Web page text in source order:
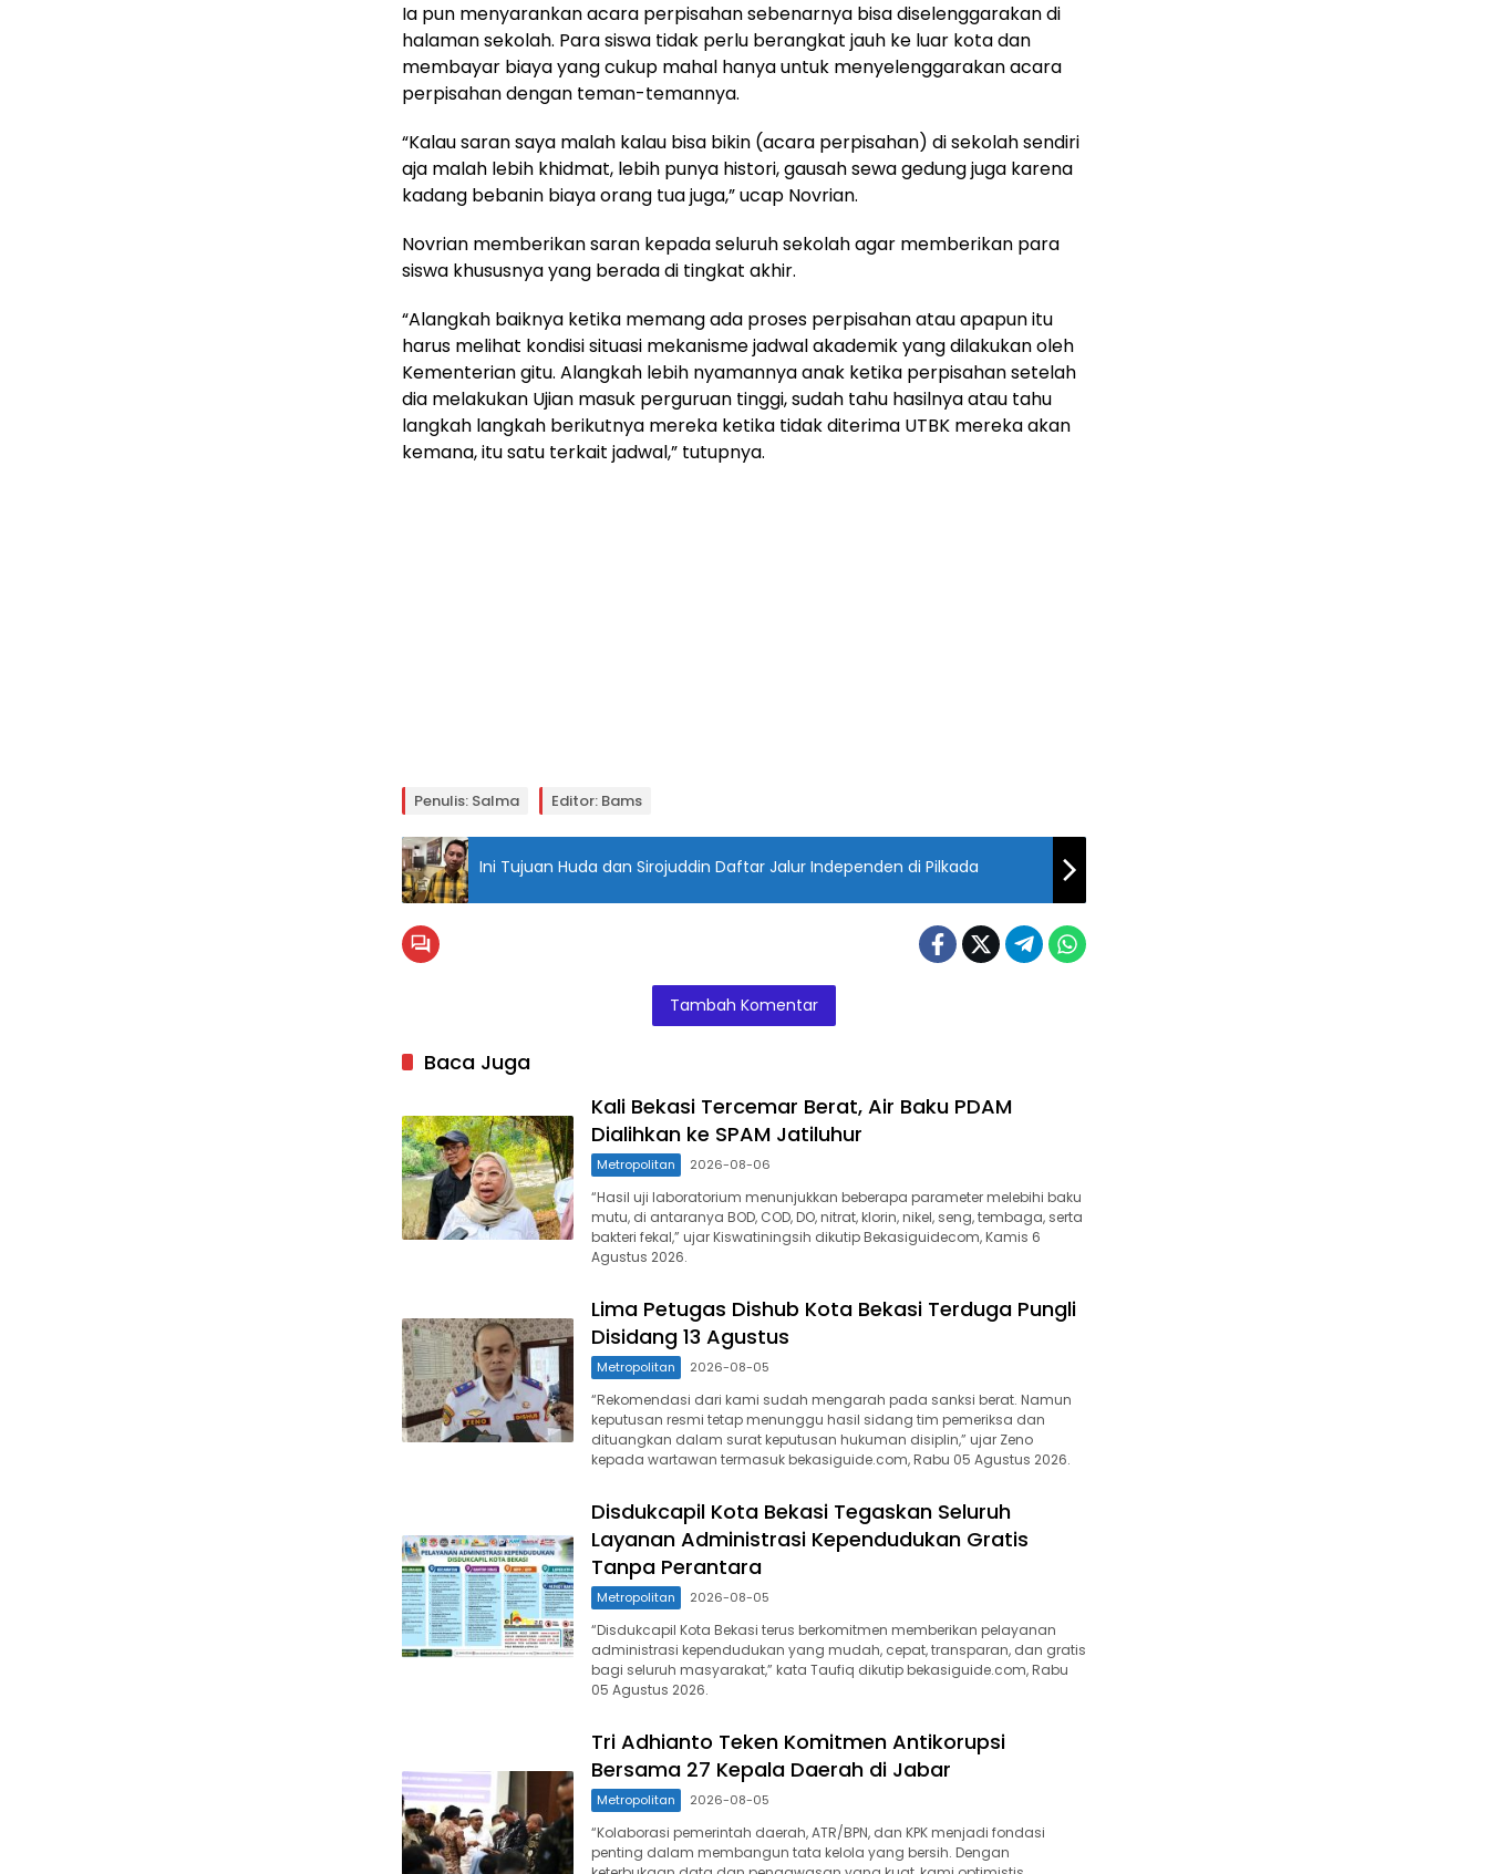
Ia pun menyarankan acara perpisahan sebenarnya bisa diselenggarakan di
halaman sekolah. Para siswa tidak perlu berangkat jauh ke luar kota dan
membayar biaya yang cukup mahal hanya untuk menyelenggarakan acara
perpisahan dengan teman-temannya.
“Kalau saran saya malah kalau bisa bikin (acara perpisahan) di sekolah sendiri
aja malah lebih khidmat, lebih punya histori, gausah sewa gedung juga karena
kadang bebanin biaya orang tua juga,” ucap Novrian.
Novrian memberikan saran kepada seluruh sekolah agar memberikan para
siswa khususnya yang berada di tingkat akhir.
“Alangkah baiknya ketika memang ada proses perpisahan atau apapun itu
harus melihat kondisi situasi mekanisme jadwal akademik yang dilakukan oleh
Kementerian gitu. Alangkah lebih nyamannya anak ketika perpisahan setelah
dia melakukan Ujian masuk perguruan tinggi, sudah tahu hasilnya atau tahu
langkah langkah berikutnya mereka ketika tidak diterima UTBK mereka akan
kemana, itu satu terkait jadwal,” tutupnya.
Penulis: Salma Editor: Bams
Ini Tujuan Huda dan Sirojuddin Daftar Jalur Independen di Pilkada
Tambah Komentar
Baca Juga
Kali Bekasi Tercemar Berat, Air Baku PDAM
Dialihkan ke SPAM Jatiluhur
Metropolitan 2026-08-06
“Hasil uji laboratorium menunjukkan beberapa parameter melebihi baku
mutu, di antaranya BOD, COD, DO, nitrat, klorin, nikel, seng, tembaga, serta
bakteri fekal,” ujar Kiswatiningsih dikutip Bekasiguidecom, Kamis 6
Agustus 2026.
Lima Petugas Dishub Kota Bekasi Terduga Pungli
Disidang 13 Agustus
Metropolitan 2026-08-05
“Rekomendasi dari kami sudah mengarah pada sanksi berat. Namun
keputusan resmi tetap menunggu hasil sidang tim pemeriksa dan
dituangkan dalam surat keputusan hukuman disiplin,” ujar Zeno
kepada wartawan termasuk bekasiguide.com, Rabu 05 Agustus 2026.
Disdukcapil Kota Bekasi Tegaskan Seluruh
Layanan Administrasi Kependudukan Gratis
Tanpa Perantara
Metropolitan 2026-08-05
“Disdukcapil Kota Bekasi terus berkomitmen memberikan pelayanan
administrasi kependudukan yang mudah, cepat, transparan, dan gratis
bagi seluruh masyarakat,” kata Taufiq dikutip bekasiguide.com, Rabu
05 Agustus 2026.
Tri Adhianto Teken Komitmen Antikorupsi
Bersama 27 Kepala Daerah di Jabar
Metropolitan 2026-08-05
“Kolaborasi pemerintah daerah, ATR/BPN, dan KPK menjadi fondasi
penting dalam membangun tata kelola yang bersih. Dengan